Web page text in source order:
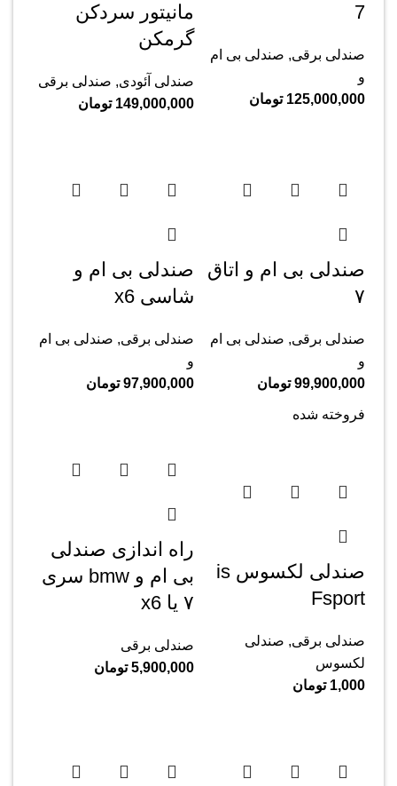
‌7
صندلی برقی, صندلی بی ام
و
125,000,000 تومان
مانیتور سردکن
گرمکن
صندلی آئودی, صندلی برقی
149,000,000 تومان
صندلی بی ام و اتاق
۷
صندلی برقی, صندلی بی ام
و
99,900,000 تومان
صندلی بی ام و
شاسی x6
صندلی برقی, صندلی بی ام
و
97,900,000 تومان
فروخته شده
صندلی لکسوس is
Fsport
صندلی برقی, صندلی
لکسوس
1,000 تومان
راه اندازی صندلی
بی ام و bmw سری
۷ یا x6
صندلی برقی
5,900,000 تومان